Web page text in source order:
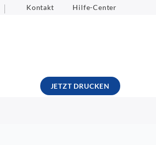
Kontakt Hilfe-Center
JETZT DRUCKEN